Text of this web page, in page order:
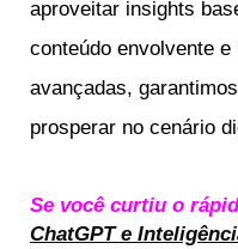
aproveitar insights
conteúdo envolvente
avançadas,
prosperar no cenário
Se você curtiu o
ChatGPT e